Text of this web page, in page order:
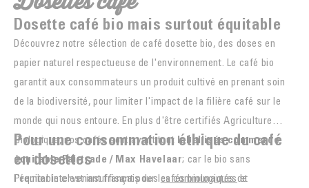
Dosette café bio mais surtout équitable
Découvrez notre sélection de café dosette bio, des doses en
papier naturel respectueuse de l'environnement. Le café bio
garantit aux consommateurs un produit cultivé en prenant soin
de la biodiversité, pour limiter l'impact de la filière café sur le
monde qui nous entoure. En plus d'être certifiés Agriculture
Biologique, nos cafés sont avant tout labellisés commerce
équitable Fairtrade / Max Havelaar; car le bio sans
l'équitable c'est insuffisant pour les communautés de
Pour une consommation éthique du café
en dosettes
Premier intervenant français descafés biologiqueset